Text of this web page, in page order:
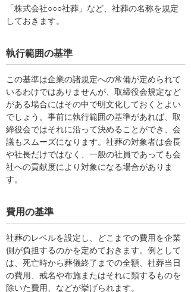
「株式会社○○○社葬」など、社葬の名称を規定
しておきます。
執行範囲の基準
この基準は企業の諸規定への常備が定められて
いるわけではありませんが、取締役会規定など
がある場合にはその中で明文化しておくとよい
でしょう。事前に執行範囲の基準があれば、取
締役会ではそれに沿って決めることができ、会
議もスムーズになります。社葬の対象者は会長
や社長だけではなく、一般の社員であっても会
社への貢献度により対象になる場合がありま
す。
費用の基準
社葬のレベルを設定し、どこまでの費用を企業
側が負担するのかを定めておきます。例として
は、死亡時から葬儀終了までの全額、社葬当日
の費用、戒名や布施またはそれに類するものを
除いた費用、などが挙げられます。